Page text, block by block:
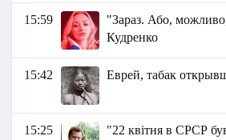
15:59
"Зараз. Або,
Кудренко
15:42 Еврей, табак
15:25
"22 квітня в СРСР